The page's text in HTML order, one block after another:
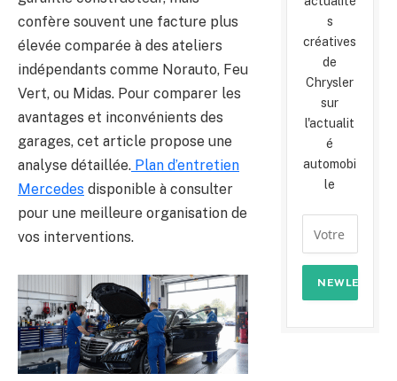
confère souvent une facture plus
élevée comparée à des ateliers
indépendants comme Norauto, Feu
Vert, ou Midas. Pour comparer les
avantages et inconvénients des
garages, cet article propose une
analyse détaillée. Plan d’entretien
Mercedes disponible à consulter
pour une meilleure organisation de
vos interventions.
s
créatives
de
Chrysler
sur
l'actualit
é
automobi
le